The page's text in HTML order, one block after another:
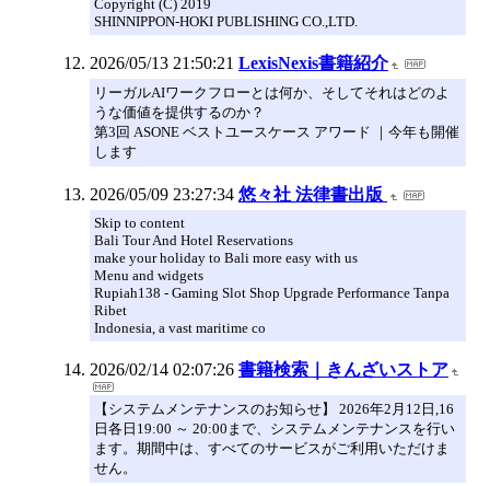
Copyright (C) 2019
SHINNIPPON-HOKI PUBLISHING CO.,LTD.
2026/05/13 21:50:21 LexisNexis書籍紹介
リーガルAIワークフローとは何か、そしてそれはどのよ
うな価値を提供するのか？
第3回 ASONE ベストユースケース アワード ｜今年も開催
します
2026/05/09 23:27:34 悠々社 法律書出版
Skip to content
Bali Tour And Hotel Reservations
make your holiday to Bali more easy with us
Menu and widgets
Rupiah138 - Gaming Slot Shop Upgrade Performance Tanpa
Ribet
Indonesia, a vast maritime co
2026/02/14 02:07:26 書籍検索｜きんざいストア
【システムメンテナンスのお知らせ】 2026年2月12日,16
日各日19:00 ～ 20:00まで、システムメンテナンスを行い
ます。期間中は、すべてのサービスがご利用いただけま
せん。